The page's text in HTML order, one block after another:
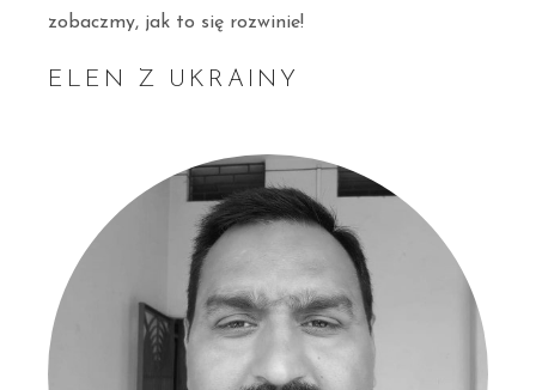
zobaczmy, jak to się rozwinie!
ELEN Z UKRAINY